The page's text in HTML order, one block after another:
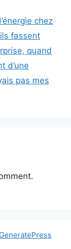
chez
fassent
quand
d’une
pas mes
GeneratePress